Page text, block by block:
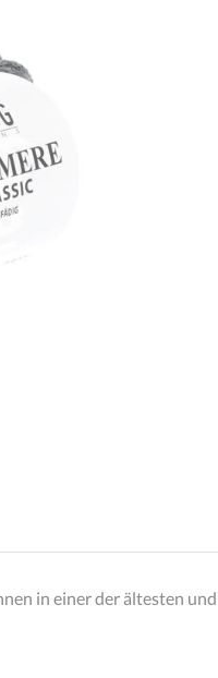
in einer der ältesten